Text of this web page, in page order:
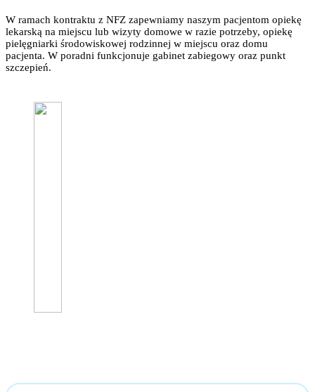
W ramach kontraktu z NFZ zapewniamy naszym pacjentom opiekę
lekarską na miejscu lub wizyty domowe w razie potrzeby, opiekę
pielęgniarki środowiskowej rodzinnej w miejscu oraz domu
pacjenta. W poradni funkcjonuje gabinet zabiegowy oraz punkt
szczepień.